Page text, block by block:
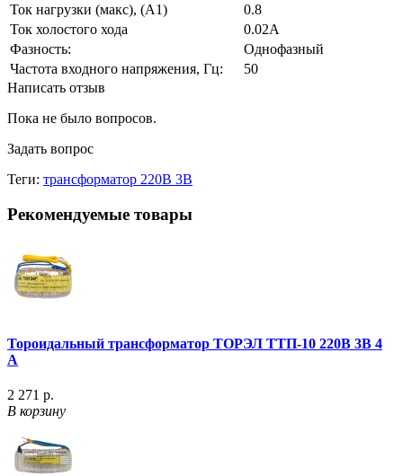
Ток нагрузки (макс), (А1)
0.8
Ток холостого хода
0.02А
Фазность:
Однофазный
Частота входного напряжения, Гц:
50
Написать отзыв
Пока не было вопросов.
Задать вопрос
Теги: трансформатор 220В 3В
Рекомендуемые товары
Тороидальный трансформатор ТОРЭЛ ТТП-10 220В 3В 4
А
2 271 р.
В корзину